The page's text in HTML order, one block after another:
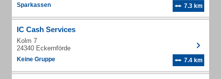
Sparkassen 7.3 km
IC Cash Services
Kolm 7
24340 Eckernförde
Keine Gruppe 7.4 km